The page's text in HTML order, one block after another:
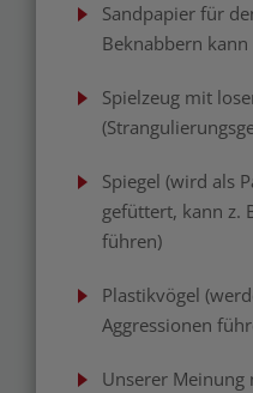
Sandpapier für
Beknabbern
Spielzeug mit
Spiegel (wird als
gefüttert, kann z.
führen)
Plastikvögel
Aggressionen
Unserer Meinung